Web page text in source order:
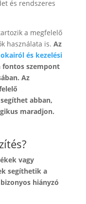
és rendszeres
a megfelelő
használata is. Az
és kezelési
szempont
Az
abban,
maradjon.
vagy
segíthetik a
hiányzó